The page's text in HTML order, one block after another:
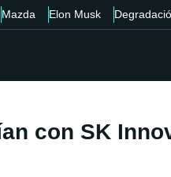
Mazda Elon Musk
con SK